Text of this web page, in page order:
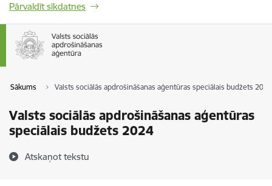
Pārvaldīt sīkdatnes
Sākums Valsts sociālās apdrošināšanas aģentūras speciālais budžets 2024
Valsts sociālās apdrošināšanas aģentūras
speciālais budžets 2024
Atskaņot tekstu